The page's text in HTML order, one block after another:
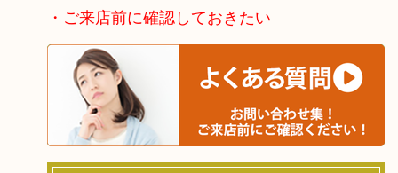
・ご来店前に確認しておきたい